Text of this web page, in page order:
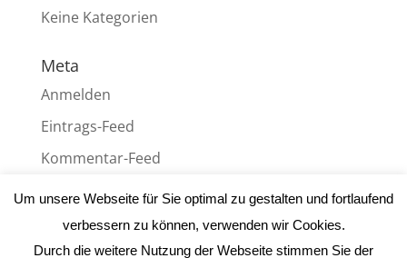
Keine Kategorien
Meta
Anmelden
Eintrags-Feed
Kommentar-Feed
WordPress.org
Um unsere Webseite für Sie optimal zu gestalten und fortlaufend
verbessern zu können, verwenden wir Cookies.
Durch die weitere Nutzung der Webseite stimmen Sie der